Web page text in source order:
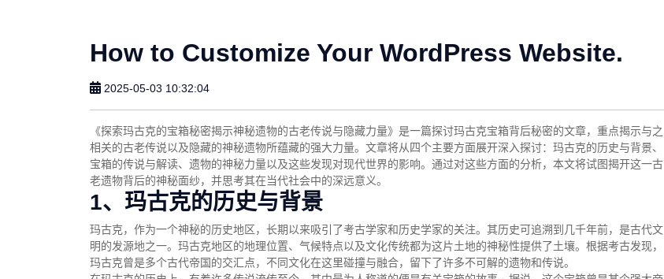
How to Customize Your WordPress Website.
2025-05-03 10:32:04
《探索玛古克的宝箱秘密揭示神秘遗物的古老传说与隐藏力量》是一篇探讨玛古克宝箱背后秘密的文章，重点揭示与之
相关的古老传说以及隐藏的神秘遗物所蕴藏的强大力量。文章将从四个主要方面展开深入探讨：玛古克的历史与背景、
宝箱的传说与解读、遗物的神秘力量以及这些发现对现代世界的影响。通过对这些方面的分析，本文将试图揭开这一古
老遗物背后的神秘面纱，并思考其在当代社会中的深远意义。
1、玛古克的历史与背景
玛古克，作为一个神秘的历史地区，长期以来吸引了考古学家和历史学家的关注。其历史可追溯到几千年前，是古代文
明的发源地之一。玛古克地区的地理位置、气候特点以及文化传统都为这片土地的神秘性提供了土壤。根据考古发现，
玛古克曾是多个古代帝国的交汇点，不同文化在这里碰撞与融合，留下了许多不可解的遗物和传说。